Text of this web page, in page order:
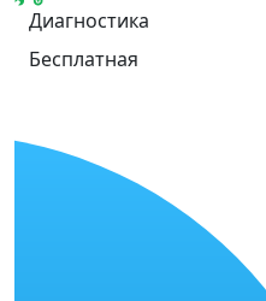
Диагностика
Бесплатная